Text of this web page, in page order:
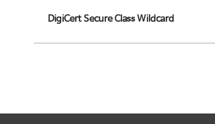
DigiCert Secure Class Wildcard